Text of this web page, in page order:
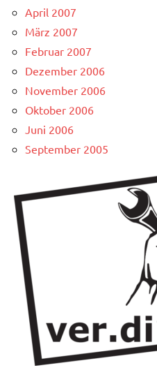
April 2007
März 2007
Februar 2007
Dezember 2006
November 2006
Oktober 2006
Juni 2006
September 2005